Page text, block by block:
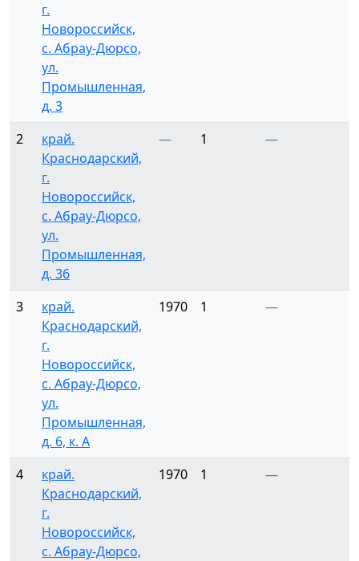
г.
Новороссийск,
с. Абрау-Дюрсо,
ул.
Промышленная,
д. 3
2
край.
Краснодарский,
г.
Новороссийск,
с. Абрау-Дюрсо,
ул.
Промышленная,
д. 36
— 1 —
3
край.
Краснодарский,
г.
Новороссийск,
с. Абрау-Дюрсо,
ул.
Промышленная,
д. 6, к. А
1970 1 —
4
край.
Краснодарский,
г.
Новороссийск,
с. Абрау-Дюрсо,
1970 1 —